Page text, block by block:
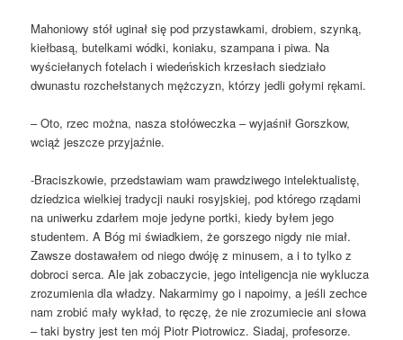
Mahoniowy stół uginał się pod przystawkami, drobiem, szynką,
kiełbasą, butelkami wódki, koniaku, szampana i piwa. Na
wyściełanych fotelach i wiedeńskich krzesłach siedziało
dwunastu rozchełstanych mężczyzn, którzy jedli gołymi rękami.
– Oto, rzec można, nasza stołóweczka – wyjaśnił Gorszkow,
wciąż jeszcze przyjaźnie.
-Braciszkowie, przedstawiam wam prawdziwego intelektualistę,
dziedzica wielkiej tradycji nauki rosyjskiej, pod którego rządami
na uniwerku zdarłem moje jedyne portki, kiedy byłem jego
studentem. A Bóg mi świadkiem, że gorszego nigdy nie miał.
Zawsze dostawałem od niego dwóję z minusem, a i to tylko z
dobroci serca. Ale jak zobaczycie, jego inteligencja nie wyklucza
zrozumienia dla władzy. Nakarmimy go i napoimy, a jeśli zechce
nam zrobić mały wykład, to ręczę, że nie zrozumiecie ani słowa
– taki bystry jest ten mój Piotr Piotrowicz. Siadaj, profesorze.